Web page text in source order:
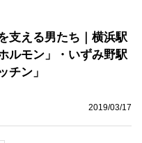
支える男たち｜横浜駅
ルモン」・いずみ野駅
チン」
2019/03/17